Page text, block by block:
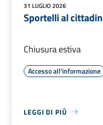
31 LUGLIO 2026
Sportelli al
Chiusura estiva
Accesso all'informazione
LEGGI DI PIÙ